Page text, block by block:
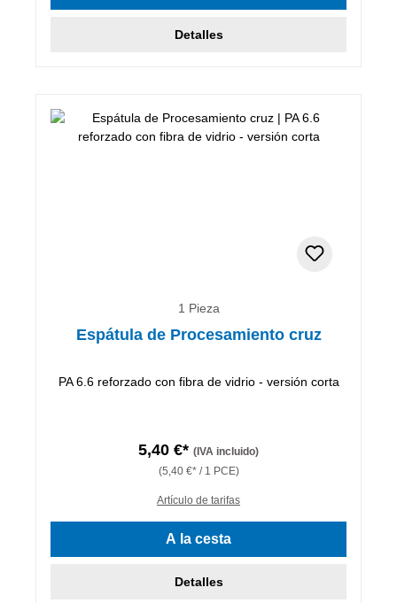
Detalles
1 Pieza
Espátula de Procesamiento cruz
PA 6.6 reforzado con fibra de vidrio - versión corta
5,40 €* (IVA incluido)
(5,40 €* / 1 PCE)
Artículo de tarifas
A la cesta
Detalles